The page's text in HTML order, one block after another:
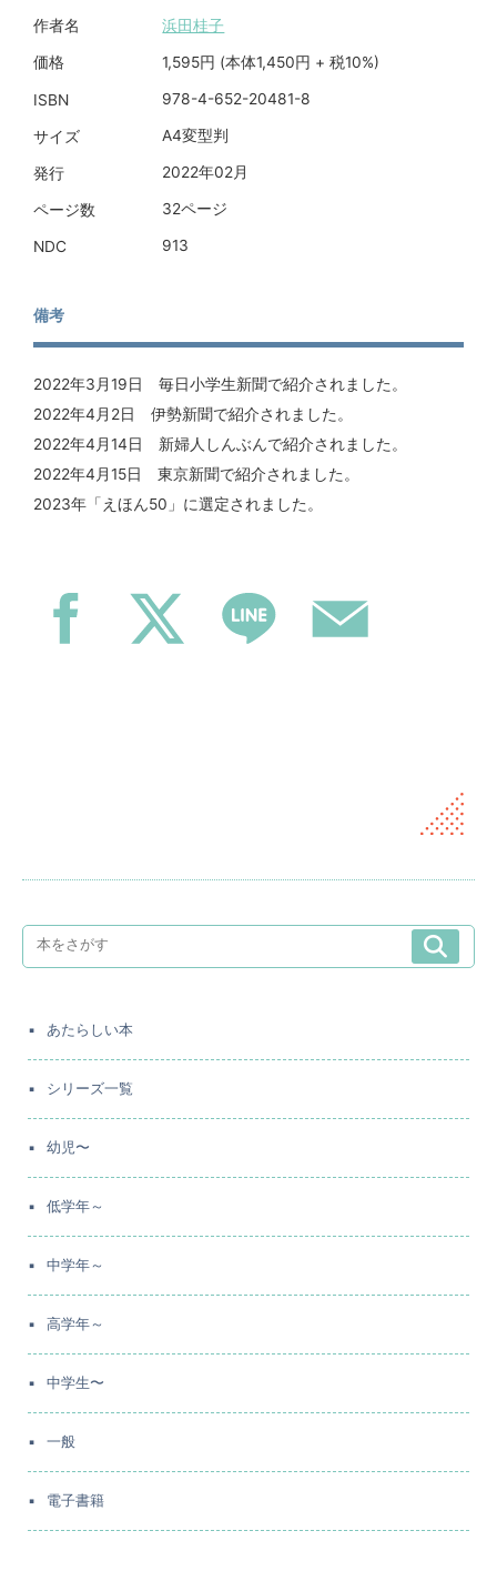
作者名 浜田桂子
価格 1,595円 (本体1,450円 + 税10%)
ISBN 978-4-652-20481-8
サイズ A4変型判
発行 2022年02月
ページ数 32ページ
NDC 913
備考
2022年3月19日 毎日小学生新聞で紹介されました。
2022年4月2日 伊勢新聞で紹介されました。
2022年4月14日 新婦人しんぶんで紹介されました。
2022年4月15日 東京新聞で紹介されました。
2023年「えほん50」に選定されました。
あたらしい本
シリーズ一覧
幼児〜
低学年～
中学年～
高学年～
中学生〜
一般
電子書籍